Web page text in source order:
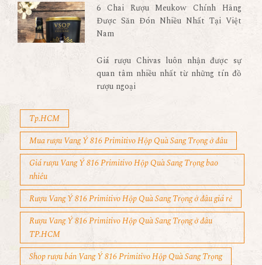
6 Chai Rượu Meukow Chính Hãng
Được Săn Đón Nhiều Nhất Tại Việt
Nam
Giá rượu Chivas luôn nhận được sự
quan tâm nhiều nhất từ những tín đồ
rượu ngoại
Tp.HCM
Mua rượu Vang Ý 816 Primitivo Hộp Quà Sang Trọng ở đâu
Giá rượu Vang Ý 816 Primitivo Hộp Quà Sang Trọng bao
nhiêu
Rượu Vang Ý 816 Primitivo Hộp Quà Sang Trọng ở đâu giá rẻ
Rượu Vang Ý 816 Primitivo Hộp Quà Sang Trọng ở đâu
TP.HCM
Shop rượu bán Vang Ý 816 Primitivo Hộp Quà Sang Trọng